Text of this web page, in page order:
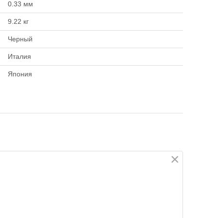
4.08 кг
0.33 мм
9.22 кг
Черный
Италия
Япония
×